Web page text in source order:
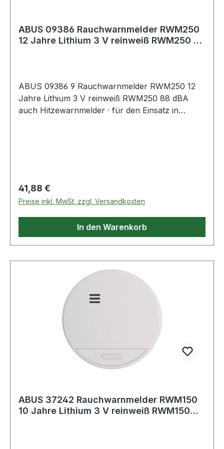
ABUS 09386 Rauchwarnmelder RWM250
12 Jahre Lithium 3 V reinweiß RWM250 88
ABUS 09386 9 Rauchwarnmelder RWM250 12
Jahre Lithium 3 V reinweiß RWM250 88 dBA
auch Hitzewarnmelder · für den Einsatz in
technische Eigenschaften:· Prüfzeichen: Q-Label
zertifiziert durch KRIWAN TESTZENTRUM·
Norm: Q-Label zertifiziert durch KRIWAN
TESTZENTRUM
Regulärer Preis:
41,88 €
Preise inkl. MwSt. zzgl. Versandkosten
In den Warenkorb
ABUS 37242 Rauchwarnmelder RWM150
10 Jahre Lithium 3 V reinweiß RWM150